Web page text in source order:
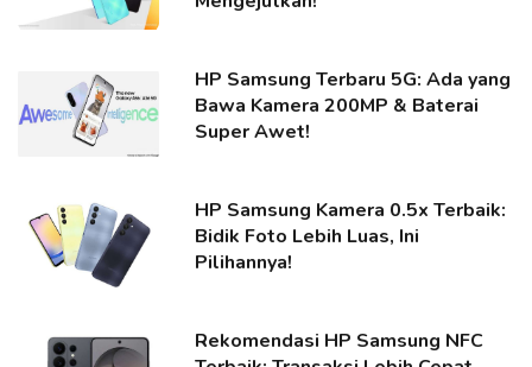
HP Samsung Terbaru 5G: Ada yang
Bawa Kamera 200MP & Baterai
Super Awet!
HP Samsung Kamera 0.5x Terbaik:
Bidik Foto Lebih Luas, Ini
Pilihannya!
Rekomendasi HP Samsung NFC